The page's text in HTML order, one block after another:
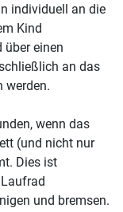
individuell an die
Kind
einen
an das
werden.
wenn das
(und nicht nur
Dies ist
und bremsen.